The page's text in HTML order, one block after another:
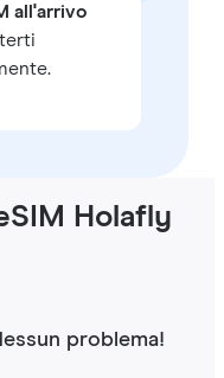
all'arrivo
Holafly
problema!